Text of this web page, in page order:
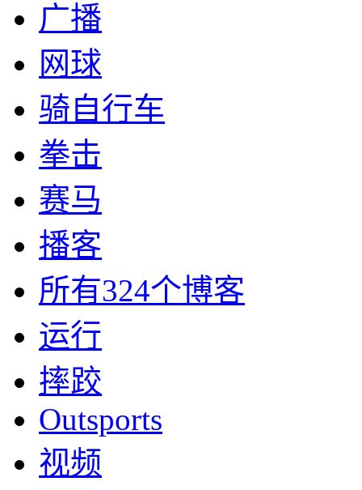
广播
网球
骑自行车
拳击
赛马
播客
所有324个博客
运行
摔跤
Outsports
视频